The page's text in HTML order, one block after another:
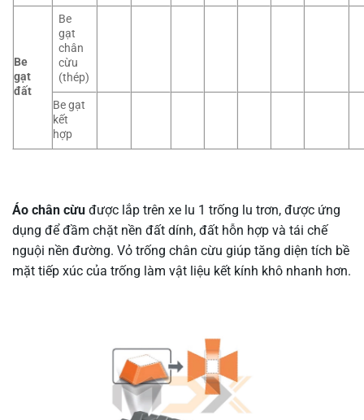
Be
gạt
đất
Be
gạt
chân
cừu
(thép)
Be gạt
kết
hợp
Áo chân cừu được lắp trên xe lu 1 trống lu trơn, được ứng
dụng để đầm chặt nền đất dính, đất hỗn hợp và tái chế
nguội nền đường. Vỏ trống chân cừu giúp tăng diện tích bề
mặt tiếp xúc của trống làm vật liệu kết kính khô nhanh hơn.